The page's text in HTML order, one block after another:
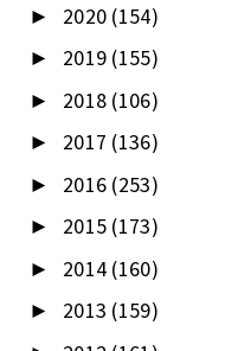
► 2020 (154)
► 2019 (155)
► 2018 (106)
► 2017 (136)
► 2016 (253)
► 2015 (173)
► 2014 (160)
► 2013 (159)